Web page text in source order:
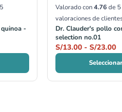
-
Valorado con4.76de 5
valoraciones de
Dr. Clauder's pollo
selection no.01
S/13.00 - S/23.00